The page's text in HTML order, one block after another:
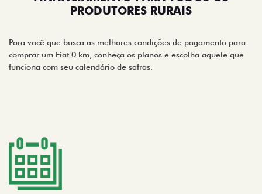
PRODUTORES RURAIS
Para você que busca as melhores condições de pagamento para
comprar um Fiat 0 km, conheça os planos e escolha aquele que
funciona com seu calendário de safras.